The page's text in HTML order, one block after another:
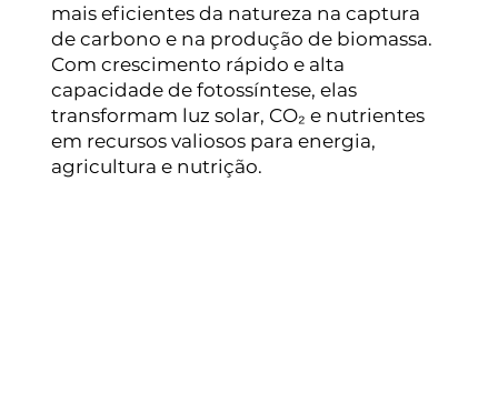
mais eficientes da natureza na captura
de carbono e na produção de biomassa.
Com crescimento rápido e alta
capacidade de fotossíntese, elas
transformam luz solar, CO₂ e nutrientes
em recursos valiosos para energia,
agricultura e nutrição.